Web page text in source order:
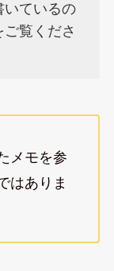
いているの
覧くださ
メモを参
はありま